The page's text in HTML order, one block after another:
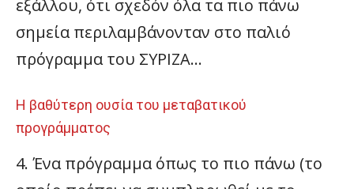
εξάλλου, ότι σχεδόν όλα τα πιο πάνω
σημεία περιλαμβάνονταν στο παλιό
πρόγραμμα του ΣΥΡΙΖΑ…
Η βαθύτερη ουσία του μεταβατικού
προγράμματος
4. Ένα πρόγραμμα όπως το πιο πάνω (το